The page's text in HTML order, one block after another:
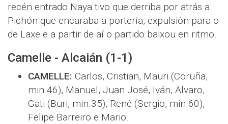
recén entrado Naya tivo que derriba por atrás a
Pichón que encaraba a portería, expulsión para o
de Laxe e a partir de aí o partido baixou en ritmo.
Camelle - Alcaián (1-1)
CAMELLE: Carlos, Cristian, Mauri (Coruña,
min.46), Manuel, Juan José, Iván, Alvaro,
Gati (Buri, min.35), René (Sergio, min.60),
Felipe Barreiro e Mario.